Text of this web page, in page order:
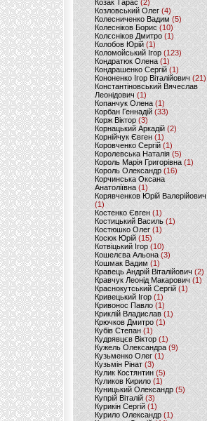
Козак Тарас (2)
Козловський Олег(4)
Колесниченко Вадим (5)
Колесніков Борис (10)
Колєсніков Дмитро (1)
Колобов Юрій (1)
Коломойський Ігор (123)
Кондратюк Олена(1)
Кондрашенко Сергій (1)
Кононенко Ігор Віталійович (21)
Константіновський Вячеслав
Леонідович (1)
Копанчук Олена (1)
Корбан Геннадій (33)
Корж Віктор (3)
Корнацький Аркадій (2)
Корнійчук Євген (1)
Коровченко Сергій (1)
Королевська Наталія(5)
Король Марія Григорівна (1)
Король Олександр (16)
Корчинська Оксана
Анатоліївна (1)
Корявченков Юрій Валерійович
(1)
Костенко Євген (1)
Костицький Василь (1)
Костюшко Олег (1)
Косюк Юрій (15)
Котвіцький Ігор (10)
Кошелєва Альона(3)
Кошмак Вадим (1)
Кравець Андрій Віталійович (2)
Кравчук Леонід Макарович (1)
Краснокутський Сергій (1)
Кривецький Ігор (1)
Кривонос Павло (1)
Криклій Владислав (1)
Крючков Дмитро(1)
Кубів Степан(1)
Кудрявцєв Віктор (1)
Кужель Олександра (9)
Кузьменко Олег (1)
Кузьмін Рінат(3)
Кулик Костянтин(5)
Куликов Кирило (1)
Куницький Олександр (5)
Купрій Віталій (3)
Курикін Сергій(1)
Курило Олександр (1)